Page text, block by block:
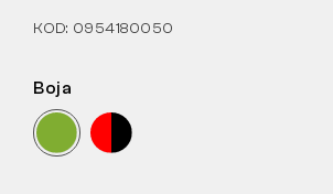
TRGOVINA I BISTRO
KONTAKT
KOD: 0954180050
Boja